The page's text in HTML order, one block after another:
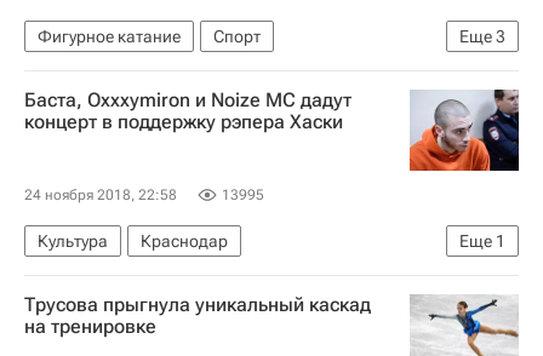
Еще3
Фигурное катание
Спорт
Гран-при по фигурному катанию
Станислава Константинова
Баста, Oxxxymiron и Noize MC дадут
концерт в поддержку рэпера Хаски
24 ноября 2018, 22:58 13995
Еще 1
Культура
Краснодар
Хаски (Дмитрий Кузнецов)
Трусова прыгнула уникальный каскад
на тренировке